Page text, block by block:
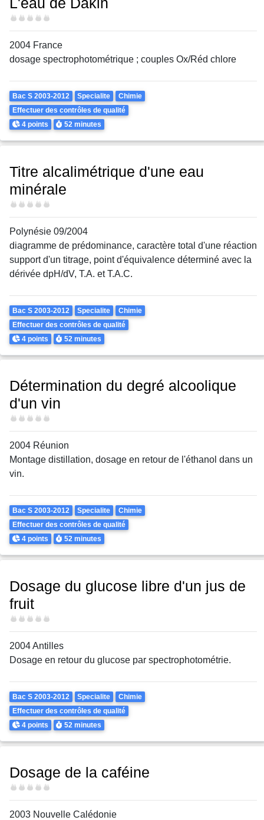
Difficulté
2004 France
dosage spectrophotométrique ; couples Ox/Réd chlore
Theme
Bac S 2003-2012 Specialite
Chimie
Effectuer des contrôles de qualité
Points
4 points Durée
52 minutes
Titre alcalimétrique d'une eau
minérale
Difficulté
Polynésie 09/2004
diagramme de prédominance, caractère total d'une réaction
support d'un titrage, point d'équivalence déterminé avec la
dérivée dpH/dV, T.A. et T.A.C.
Theme
Bac S 2003-2012 Specialite
Chimie
Effectuer des contrôles de qualité
Points
4 points Durée
52 minutes
Détermination du degré alcoolique
d'un vin
Difficulté
2004 Réunion
Montage distillation, dosage en retour de l'éthanol dans un
vin.
Theme
Bac S 2003-2012 Specialite
Chimie
Effectuer des contrôles de qualité
Points
4 points Durée
52 minutes
Dosage du glucose libre d'un jus de
fruit
Difficulté
2004 Antilles
Dosage en retour du glucose par spectrophotométrie.
Theme
Bac S 2003-2012 Specialite
Chimie
Effectuer des contrôles de qualité
Points
4 points Durée
52 minutes
Dosage de la caféine
Difficulté
2003 Nouvelle Calédonie